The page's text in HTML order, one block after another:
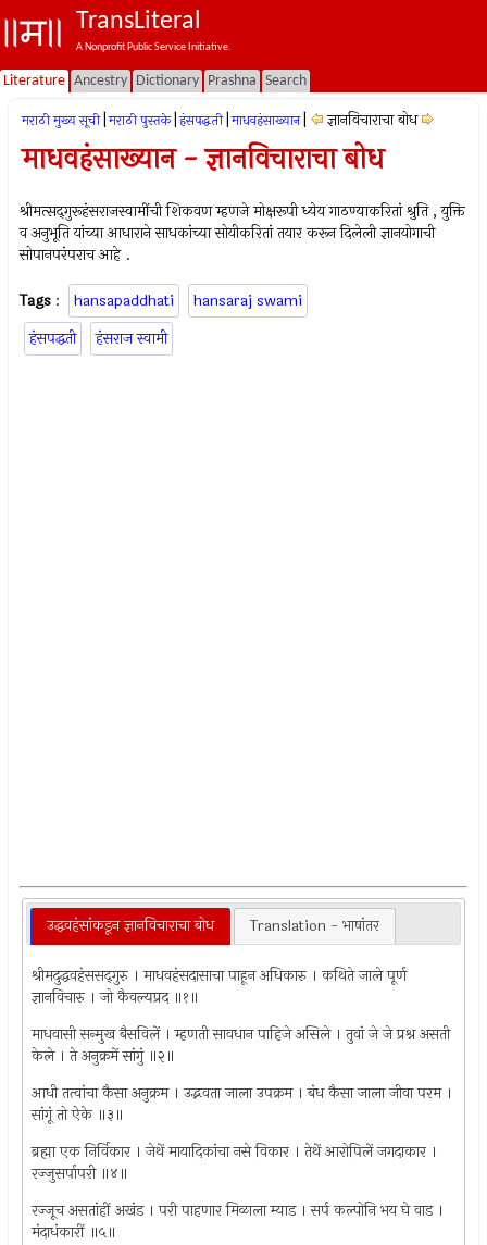
TransLiteral
A Nonprofit Public Service Initiative.
Literature Ancestry Dictionary Prashna Search
मराठी मुख्य सूची मराठी पुस्तके हंसपद्धती माधवहंसाख्यान ज्ञानविचाराचा बोध
माधवहंसाख्यान - ज्ञानविचाराचा बोध
श्रीमत्सद्‍गुरूहंसराजस्वामींची शिकवण म्हणजे मोक्षरूपी ध्येय गाठण्याकरितां श्रुति , युक्ति
व अनुभूति यांच्या आधाराने साधकांच्या सोयीकरितां तयार करून दिलेली ज्ञानयोगाची
सोपानपरंपराच आहे .
Tags : hansapaddhati
hansaraj swami
हंसपद्धती
हंसराज स्वामी
उद्धवहंसांकडून ज्ञानविचाराचा बोध Translation - भाषांतर
श्रीमदुद्धवहंससद्‌गुरु । माधवहंसदासाचा पाहून अधिकारु । कथिते जाले पूर्ण
ज्ञानविचारु । जो कैवल्यप्रद ॥१॥
माधवासी सन्मुख बैसविलें । म्हणती सावधान पाहिजे असिले । तुवां जे जे प्रश्न असती
केले । ते अनुक्रमें सांगुं ॥२॥
आधी तत्वांचा कैसा अनुक्रम । उद्भवता जाला उपक्रम । बंध कैसा जाला जीवा परम ।
सांगूं तो ऐके ॥३॥
ब्रह्मा एक निर्विकार । जेथें मायादिकांचा नसे विकार । तेथें आरोपिलें जगदाकार ।
रज्जुसर्पापरी ॥४॥
रज्जूच असतांहीं अखंड । परी पाहणार मिळाला म्याड । सर्प कल्पोनि भय घे वाड ।
मंदाधंकारीं ॥५॥